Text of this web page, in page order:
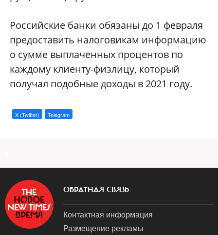
Российские банки обязаны до 1 февраля
предоставить налоговикам информацию
о сумме выплаченных процентов по
каждому клиенту-физлицу, который
получал подобные доходы в 2021 году.
X (Twitter) Telegram
ОБРАТНАЯ СВЯЗЬ
Контактная информация
Размещение рекламы